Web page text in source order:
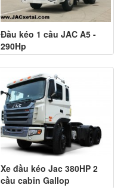
Đầu kéo 1 cầu JAC A5 -
290Hp
Xe đầu kéo Jac 380HP 2
cầu cabin Gallop